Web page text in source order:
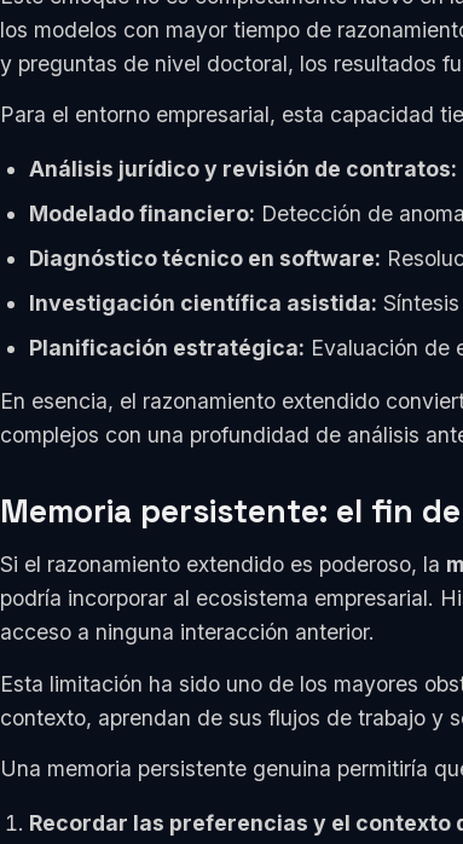
los modelos con mayor tiempo de
y preguntas de nivel doctoral, los resultados
Para el entorno empresarial, esta capacidad
Análisis jurídico y revisión de contratos:
Modelado financiero: Detección de
Diagnóstico técnico en software:
Investigación científica asistida:
Planificación estratégica: Evaluación de
En esencia, el razonamiento extendido
complejos con una profundidad de análisis
Memoria persistente: el fin
Si el razonamiento extendido es poderoso, la
podría incorporar al ecosistema empresarial.
acceso a ninguna interacción anterior.
Esta limitación ha sido uno de los mayores
contexto, aprendan de sus flujos de trabajo y
Una memoria persistente genuina permitiría
Recordar las preferencias y el contexto